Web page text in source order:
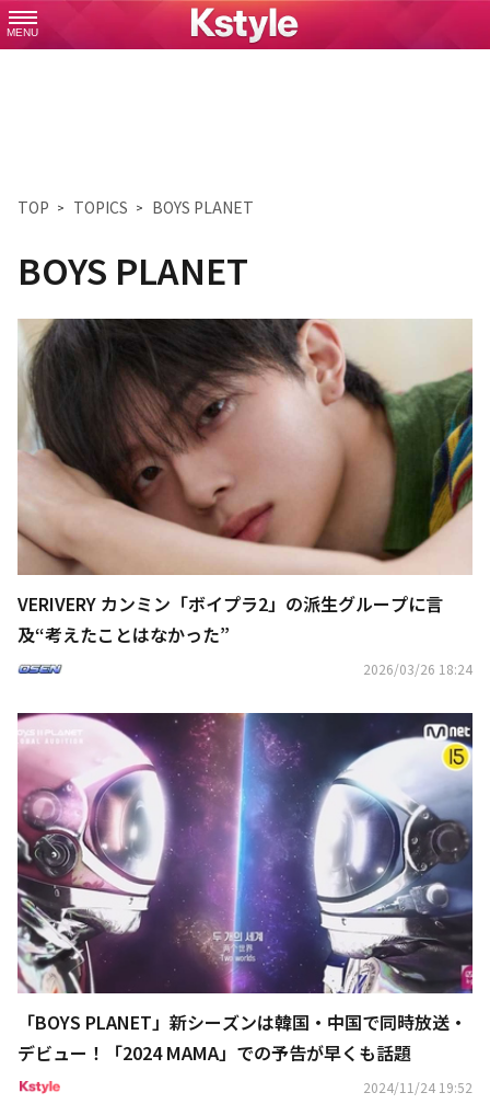
MENU
TOP TOPICS BOYS PLANET
BOYS PLANET
VERIVERY カンミン「ボイプラ2」の派生グループに言
及“考えたことはなかった”
2026/03/26 18:24
「BOYS PLANET」新シーズンは韓国・中国で同時放送・
デビュー！「2024 MAMA」での予告が早くも話題
2024/11/24 19:52